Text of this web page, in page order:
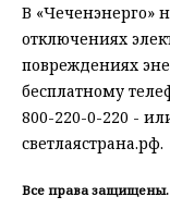
В «Чеченэнерго»
отключениях
повреждениях
бесплатному
800-220-0-220 -
светлаястрана.рф.
Все права